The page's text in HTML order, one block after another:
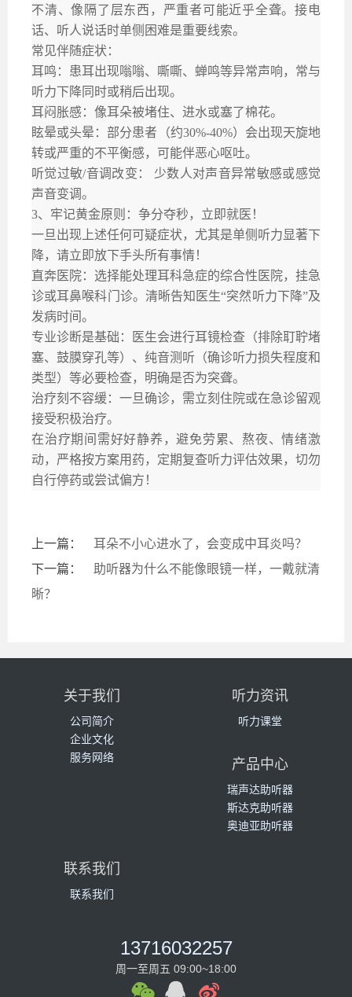
不清、像隔了层东西，严重者可能近乎全聋。接电
话、听人说话时单侧困难是重要线索。
常见伴随症状：
耳鸣： 患耳出现嗡嗡、嘶嘶、蝉鸣等异常声响，常与
听力下降同时或稍后出现。
耳闷胀感： 像耳朵被堵住、进水或塞了棉花。
眩晕或头晕：部分患者（约30%-40%）会出现天旋地
转或严重的不平衡感，可能伴恶心呕吐。
听觉过敏/音调改变： 少数人对声音异常敏感或感觉
声音变调。
3、 牢记黄金原则：争分夺秒，立即就医！
一旦出现上述任何可疑症状，尤其是单侧听力显著下
降，请立即放下手头所有事情！
直奔医院： 选择能处理耳科急症的综合性医院，挂急
诊或耳鼻喉科门诊。清晰告知医生“突然听力下降”及
发病时间。
专业诊断是基础：
医生会进行耳镜检查（排除耵聍堵
塞、鼓膜穿孔等）、纯音测听（确诊听力损失程度和
类型）等必要检查，明确是否为突聋。
治疗刻不容缓： 一旦确诊，需立刻住院或在急诊留观
接受积极治疗。
在治疗期间需好好静养，避免劳累、熬夜、情绪激
动，严格按方案用药，定期复查听力评估效果 ， 切勿
自行停药或尝试偏方！
上一篇：
耳朵不小心进水了，会变成中耳炎吗？
下一篇：
助听器为什么不能像眼镜一样，一戴就清
晰？
关于我们
公司简介
企业文化
服务网络
听力资讯
听力课堂
产品中心
瑞声达助听器
斯达克助听器
奥迪亚助听器
联系我们
联系我们
13716032257
周一至周五 09:00~18:00